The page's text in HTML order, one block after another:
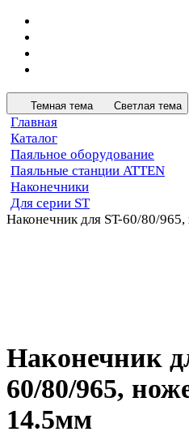
Темная тема Светлая тема
Главная
Каталог
Паяльное оборудование
Паяльные станции ATTEN
Наконечники
Для серии ST
Наконечник для ST-60/80/
Наконечник
60/80/965,
14.5мм